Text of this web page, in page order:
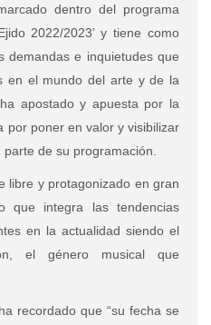
dentro del programa
2022/2023’ y tiene como
demandas e inquietudes que
en el mundo del arte y de la
apostado y apuesta por la
por poner en valor y visibilizar
de su programación.
libre y protagonizado en gran
que integra las tendencias
en la actualidad siendo el
el género musical que
recordado que “su fecha se